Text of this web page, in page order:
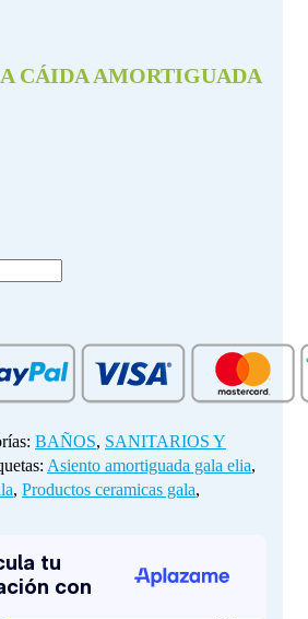
CÁIDA AMORTIGUADA
BAÑOS, SANITARIOS Y
Asiento amortiguada gala elia,
, Productos ceramicas gala,